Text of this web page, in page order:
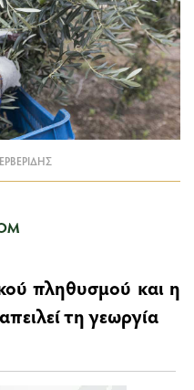
πληθυσμού και η
τη γεωργία